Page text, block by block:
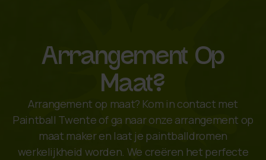
Arrangement Op
Maat?
Arrangement op maat? Kom in contact met
Paintball Twente of ga naar onze arrangement op
maat maker en laat je paintballdromen
werkelijkheid worden. We creëren het perfecte